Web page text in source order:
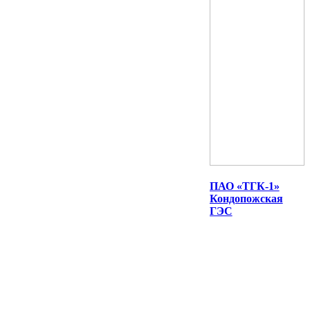
ПАО «ТГК-1»
Кондопожская
ГЭС